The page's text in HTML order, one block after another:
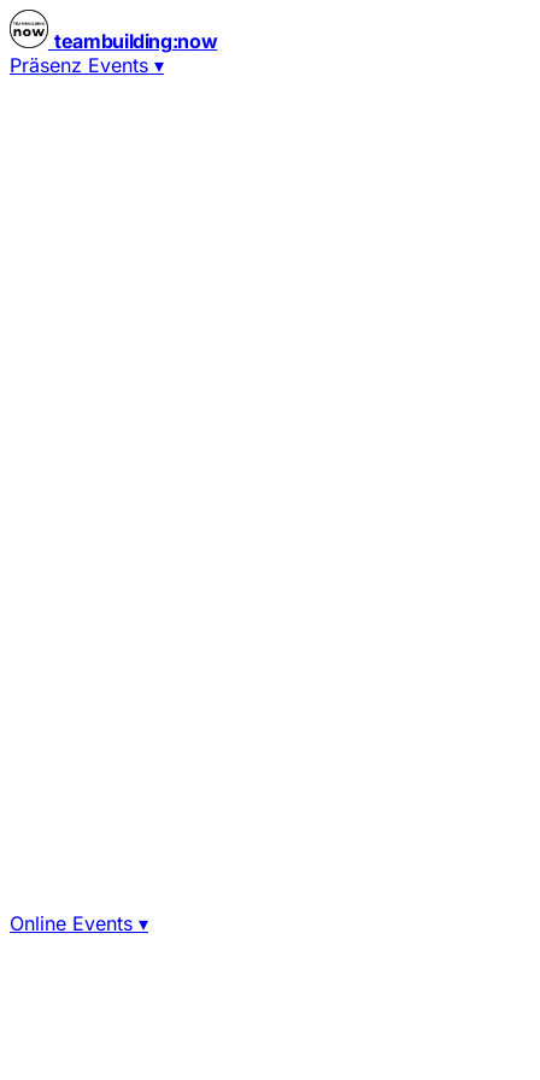
teambuilding:now
Präsenz Events ▾
Online Events ▾